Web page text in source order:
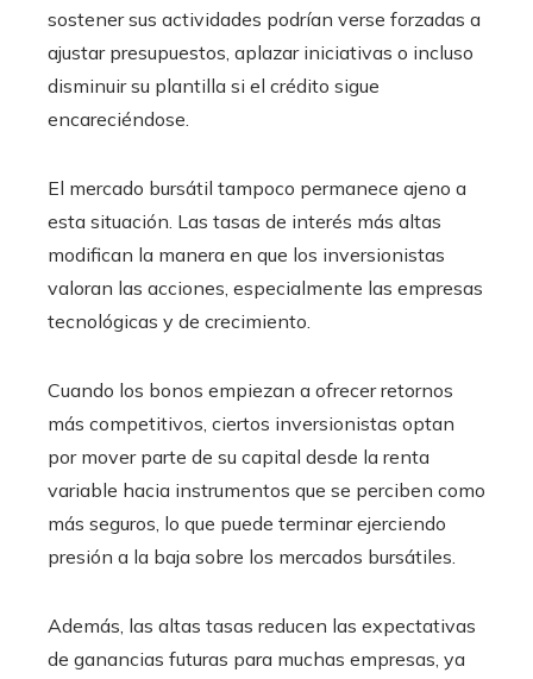
sostener sus actividades podrían verse forzadas a
ajustar presupuestos, aplazar iniciativas o incluso
disminuir su plantilla si el crédito sigue
encareciéndose.
El mercado bursátil tampoco permanece ajeno a
esta situación. Las tasas de interés más altas
modifican la manera en que los inversionistas
valoran las acciones, especialmente las empresas
tecnológicas y de crecimiento.
Cuando los bonos empiezan a ofrecer retornos
más competitivos, ciertos inversionistas optan
por mover parte de su capital desde la renta
variable hacia instrumentos que se perciben como
más seguros, lo que puede terminar ejerciendo
presión a la baja sobre los mercados bursátiles.
Además, las altas tasas reducen las expectativas
de ganancias futuras para muchas empresas, ya